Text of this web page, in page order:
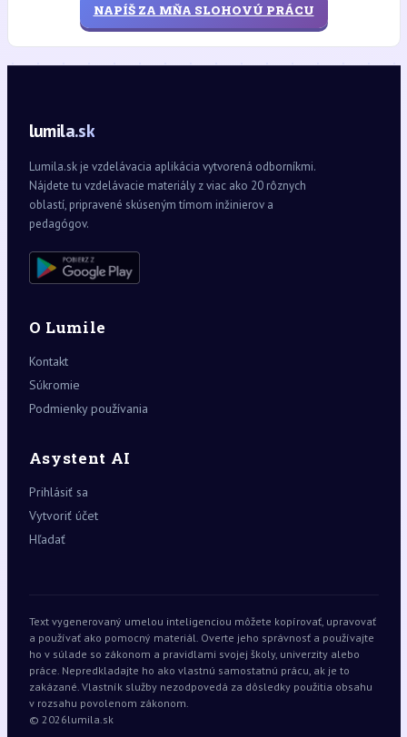
NAPÍŠ ZA MŇA SLOHOVÚ PRÁCU
lumila.sk
Lumila.sk je vzdelávacia aplikácia vytvorená odborníkmi.
Nájdete tu vzdelávacie materiály z viac ako 20 rôznych
oblastí, pripravené skúseným tímom inžinierov a
pedagógov.
O Lumile
Kontakt
Súkromie
Podmienky používania
Asystent AI
Prihlásiť sa
Vytvoriť účet
Hľadať
Text vygenerovaný umelou inteligenciou môžete kopírovať, upravovať
a používať ako pomocný materiál. Overte jeho správnosť a používajte
ho v súlade so zákonom a pravidlami svojej školy, univerzity alebo
práce. Nepredkladajte ho ako vlastnú samostatnú prácu, ak je to
zakázané. Vlastník služby nezodpovedá za dôsledky použitia obsahu
v rozsahu povolenom zákonom.
© 2026lumila.sk